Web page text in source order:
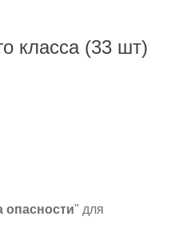
класса (33 шт)
опасности" для